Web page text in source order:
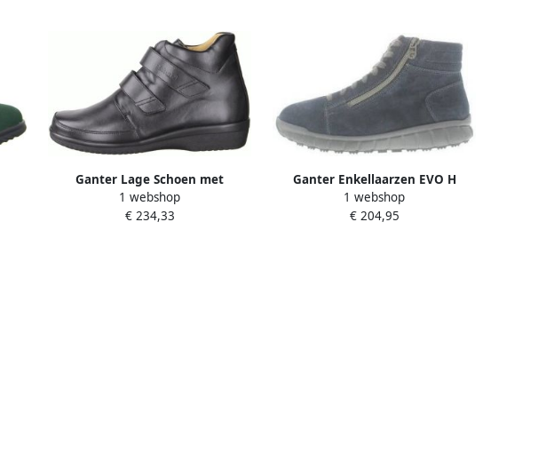
Ganter Lage Schoen met
Klittenbandsluiting
1 webshop
€ 234,33
Ganter Enkellaarzen EVO H
1 webshop
€ 204,95